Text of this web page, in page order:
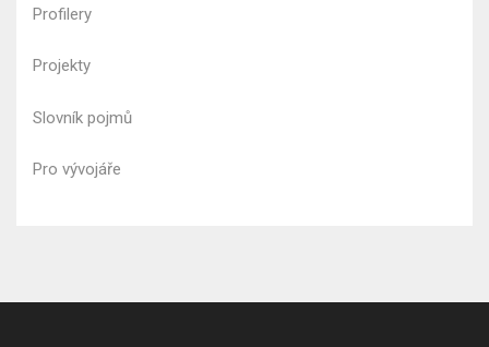
Profilery
Projekty
Slovník pojmů
Pro vývojáře